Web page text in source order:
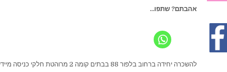
אהבתם? שתפו...
להשכרה יחידה ברחוב בלפור 88 בבתים קומה 2 מרוהטת חלקי כניסה מיידית!